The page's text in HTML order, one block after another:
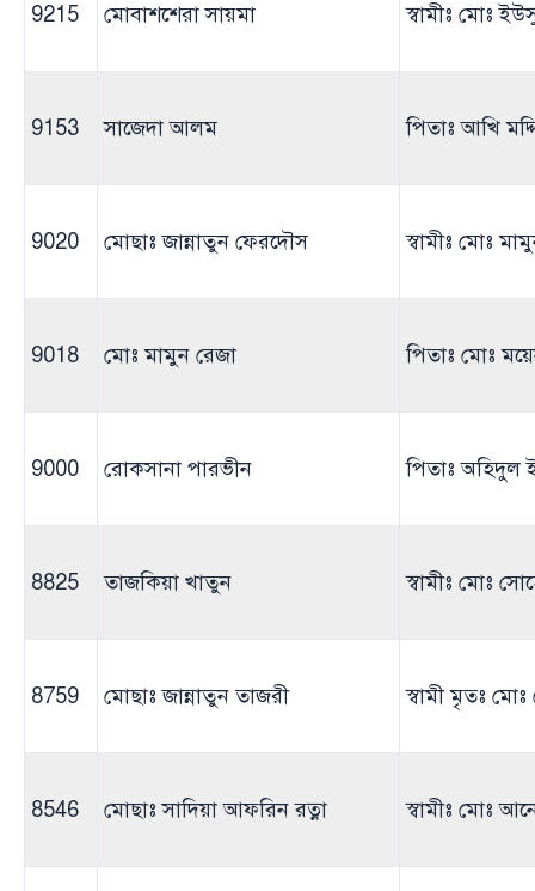
9215 মোবাশশেরা সায়মা স্বামীঃ মোঃ
9153 সাজেদা আলম পিতাঃ আখি
9020 মোছাঃ জান্নাতুন ফেরদৌস স্বামীঃ মোঃ
9018 মোঃ মামুন রেজা পিতাঃ মোঃ
9000 রোকসানা পারভীন পিতাঃ অহিদুল
8825 তাজকিয়া খাতুন স্বামীঃ মোঃ
8759 মোছাঃ জান্নাতুন তাজরী স্বামী মৃতঃ
8546 মোছাঃ সাদিয়া আফরিন রত্না স্বামীঃ মোঃ